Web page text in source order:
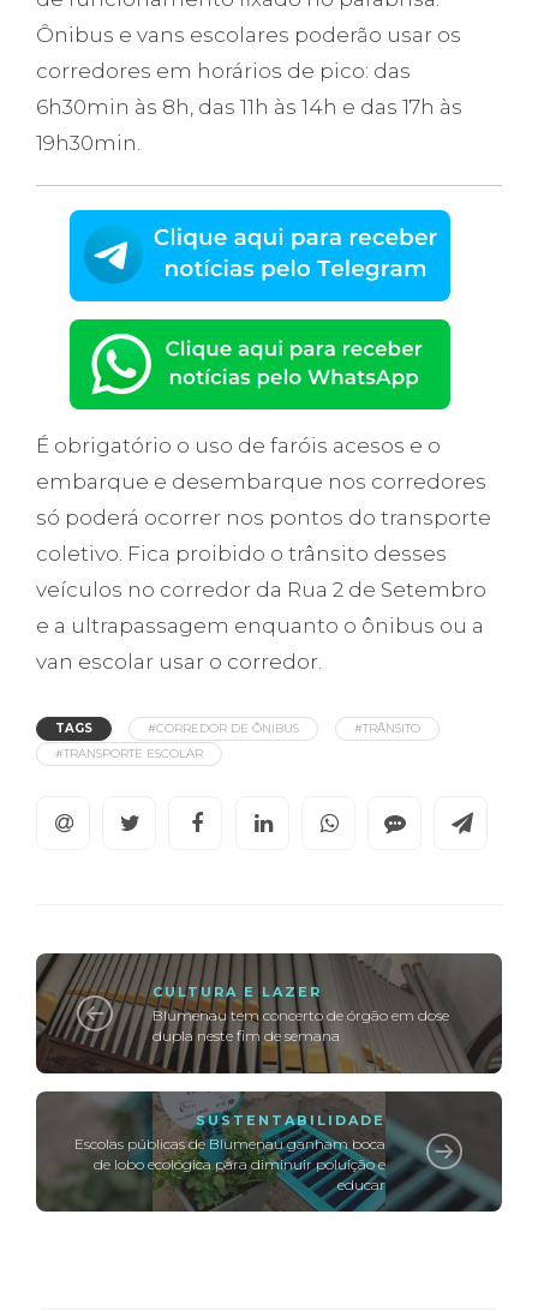
Ônibus e vans escolares poderão usar os
corredores em horários de pico: das
6h30min às 8h, das 11h às 14h e das 17h às
19h30min.
É obrigatório o uso de faróis acesos e o
embarque e desembarque nos corredores
só poderá ocorrer nos pontos do transporte
coletivo. Fica proibido o trânsito desses
veículos no corredor da Rua 2 de Setembro
e a ultrapassagem enquanto o ônibus ou a
van escolar usar o corredor.
TAGS #CORREDOR DE ÔNIBUS
#TRÂNSITO
#TRANSPORTE ESCOLAR
CULTURA E LAZER
Blumenau tem concerto de órgão em dose
dupla neste fim de semana
SUSTENTABILIDADE
Escolas públicas de Blumenau ganham boca
de lobo ecológica para diminuir poluição e
educar